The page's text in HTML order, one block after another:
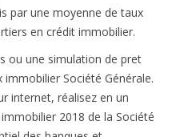
par une moyenne de taux
en crédit immobilier.
ou une simulation de pret
Société Générale.
internet, réalisez en un
2018 de la Société